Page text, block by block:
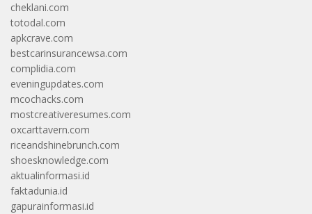
cheklani.com
totodal.com
apkcrave.com
bestcarinsurancewsa.com
complidia.com
eveningupdates.com
mcochacks.com
mostcreativeresumes.com
oxcarttavern.com
riceandshinebrunch.com
shoesknowledge.com
aktualinformasi.id
faktadunia.id
gapurainformasi.id